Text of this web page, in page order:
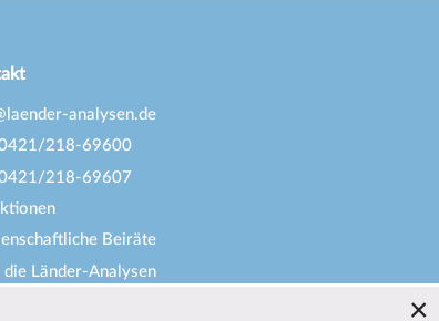
analysen.de
218-69600
0421/218-69607
Beiräte
die Länder-Analysen